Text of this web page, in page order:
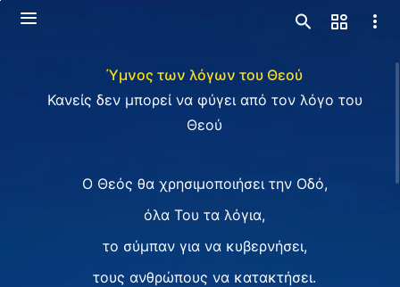
Ύμνος των λόγων του Θεού
Κανείς δεν μπορεί να φύγει από τον λόγο του
Θεού
Ο Θεός θα χρησιμοποιήσει την Οδό,
όλα Του τα λόγια,
το σύμπαν για να κυβερνήσει,
τους ανθρώπους να κατακτήσει.